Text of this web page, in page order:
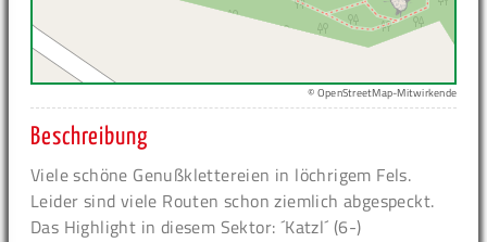
© OpenStreetMap-Mitwirkende
Beschreibung
Viele schöne Genußklettereien in löchrigem Fels.
Leider sind viele Routen schon ziemlich abgespeckt.
Das Highlight in diesem Sektor: ´Katzl´ (6-)